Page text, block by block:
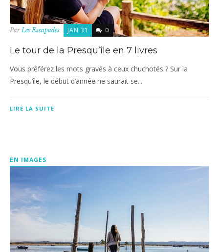
ParLes Escapades JAN 31 0
Le tour de la Presqu’île en 7 livres
Vous préférez les mots gravés à ceux chuchotés ? Sur la
Presqu’île, le début d’année ne saurait se...
LIRE LA SUITE
EN IMAGES